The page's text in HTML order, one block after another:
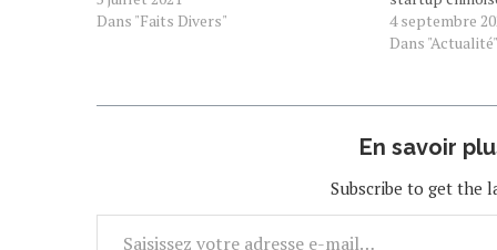
pour soutenir le développement de la
Dans "Faits Divers"
pilote EHang
gouvernement
feu…
4 septembre
Dans "Actualité"
En savoir
Subscribe to get the